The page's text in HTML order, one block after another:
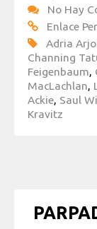
No Hay
Enlace
Adria
Channing
Feigenbaum,
MacLachlan,
Ackie, Saul
Kravitz